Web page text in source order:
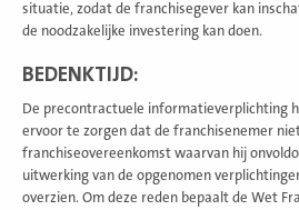
situatie, zodat de franchisegever kan
de noodzakelijke investering kan doen.
BEDENKTIJD:
De precontractuele informatieverplichting
ervoor te zorgen dat de franchisenemer
franchiseovereenkomst waarvan hij
uitwerking van de opgenomen
overzien. Om deze reden bepaalt de Wet